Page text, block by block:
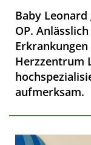
Baby
OP.
Herzzentrum
aufmerksam.